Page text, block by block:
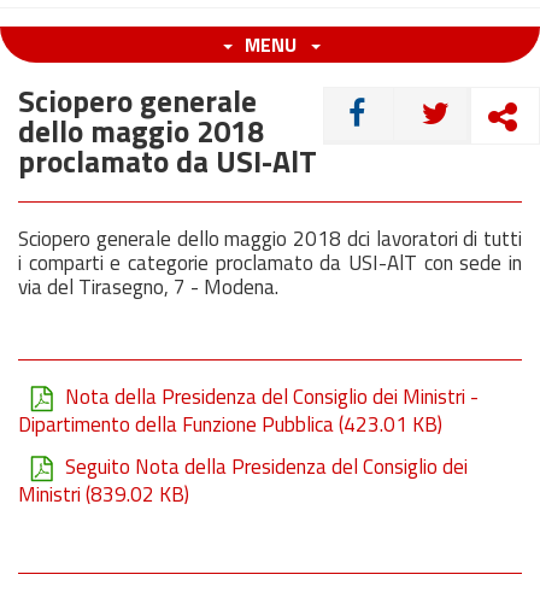
MENU
CONDIVIDI
Sciopero generale
dello maggio 2018
proclamato da USI-AlT
Sciopero generale dello maggio 2018 dci lavoratori di tutti
i comparti e categorie proclamato da USI-AlT con sede in
via del Tirasegno, 7 - Modena.
Nota della Presidenza del Consiglio dei Ministri -
Dipartimento della Funzione Pubblica(423.01 KB)
Seguito Nota della Presidenza del Consiglio dei
Ministri(839.02 KB)